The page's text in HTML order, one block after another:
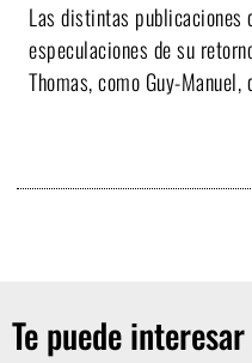
Las distintas publicaciones
especulaciones de su
Thomas, como Guy-
Te puede interesar